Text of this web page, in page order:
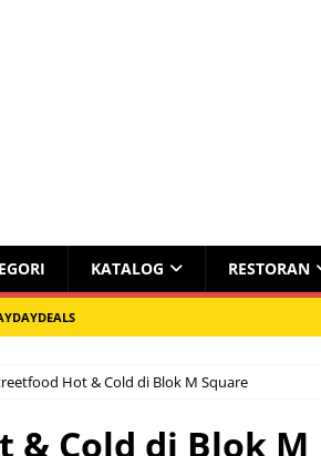
KATALOG RESTORAN
Hot & Cold di Blok M Square
& Cold di Blok M